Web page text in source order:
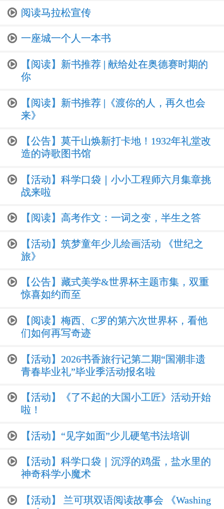
阅读马拉松宣传
一座城一个人一本书
【阅读】新书推荐 | 献给处在奥德赛时期的
你
【阅读】新书推荐 |《渡你的人，再久也会
来》
【公告】莫干山焕新打卡地！1932年礼堂改
造的诗歌图书馆
【活动】科学口袋｜小小工程师六月集章挑
战来啦
【阅读】高考作文：一词之变，半生之答
【活动】筑梦童年少儿绘画活动 《世纪之
旅》
【公告】藏式美学&世界杯主题市集，双重
惊喜如约而至
【阅读】梅西、C罗的第六次世界杯，看他
们如何再写奇迹
【活动】2026书香旅行记第二期“国潮非遗
青春毕业礼”毕业季活动报名啦
【活动】《了不起的大国小工匠》活动开始
啦！
【活动】“见字如面”少儿硬笔书法培训
【活动】科学口袋｜沉浮的鸡蛋，盐水里的
神奇科学小魔术
【活动】 兰可琪双语阅读故事会 《Washing